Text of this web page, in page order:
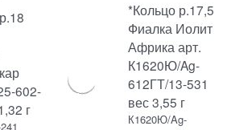
602-
г
*Кольцо р.17,5
Фиалка Иолит
Африка арт.
К1620Ю/Ag-
612ГТ/13-531
вес 3,55 г
К1620Ю/Ag-